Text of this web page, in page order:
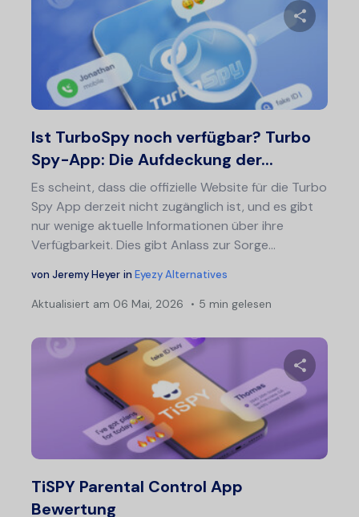
Ist TurboSpy noch verfügbar? Turbo
Spy-App: Die Aufdeckung der...
Es scheint, dass die offizielle Website für die Turbo
Spy App derzeit nicht zugänglich ist, und es gibt
nur wenige aktuelle Informationen über ihre
Verfügbarkeit. Dies gibt Anlass zur Sorge...
von Jeremy Heyer in Eyezy Alternatives
Aktualisiert am 06 Mai, 2026 5 min gelesen
Diesen
TiSPY Parental Control App
Bewertung